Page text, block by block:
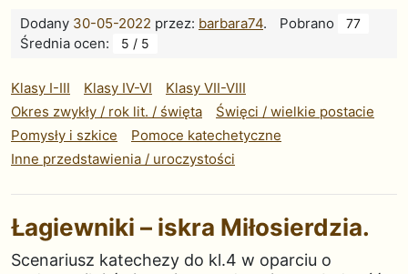
Dodany 30-05-2022 przez: barbara74. Pobrano 77
Średnia ocen: 5 / 5
Klasy I-III Klasy IV-VI
Klasy VII-VIII
Okres zwykły / rok lit. / święta
Święci / wielkie postacie
Pomysły i szkice
Pomoce katechetyczne
Inne przedstawienia / uroczystości
Łagiewniki – iskra Miłosierdzia.
Scenariusz katechezy do kl.4 w oparciu o